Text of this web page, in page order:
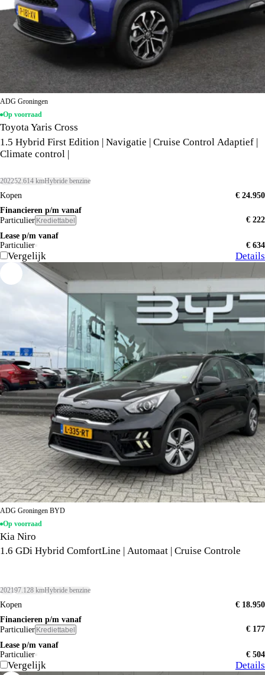
ADG Groningen
Op voorraad
Toyota Yaris Cross
1.5 Hybrid First Edition | Navigatie | Cruise Control Adaptief |
Climate control |
202252.614 kmHybride benzine
Kopen
€ 24.950
Financieren p/m vanaf
Particulier Krediettabel
€ 222
Lease p/m vanaf
Particulier
€ 634
Vergelijk Details
ADG Groningen BYD
Op voorraad
Kia Niro
1.6 GDi Hybrid ComfortLine | Automaat | Cruise Controle
202197.128 kmHybride benzine
Kopen
€ 18.950
Financieren p/m vanaf
Particulier Krediettabel
€ 177
Lease p/m vanaf
Particulier
€ 504
Vergelijk Details